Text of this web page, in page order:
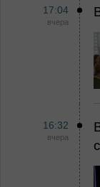
17:04
вчера
16:32
вчера